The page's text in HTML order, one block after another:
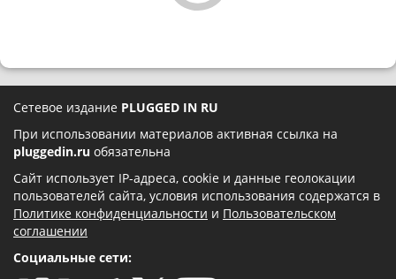
Сетевое издание PLUGGED IN RU
При использовании материалов активная ссылка на
pluggedin.ru обязательна
Сайт использует IP-адреса, cookie и данные геолокации
пользователей сайта, условия использования содержатся в
Политике конфиденциальности и Пользовательском
соглашении
Социальные сети: